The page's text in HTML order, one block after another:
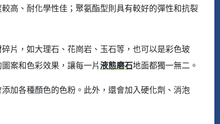
高、耐化學性佳；聚氨酯型則具有較好的彈性和抗裂
片，如大理石、花崗岩、玉石等，也可以是彩色玻
案和色彩效果，讓每一片液態磨石地面都獨一無二。
添加各種顏色的色粉。此外，還會加入硬化劑、消泡